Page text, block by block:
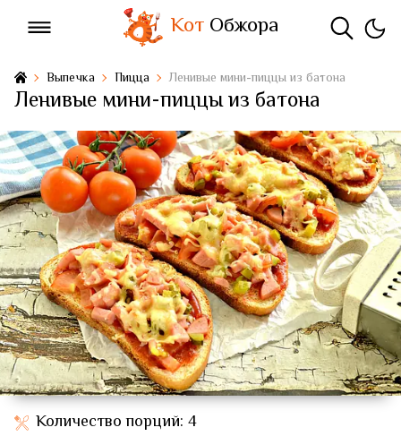
КотОбжора
Выпечка Пицца Ленивые мини-пиццы из батона
Ленивые мини-пиццы из батона
Количество порций: 4